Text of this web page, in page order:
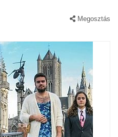
Megosztás